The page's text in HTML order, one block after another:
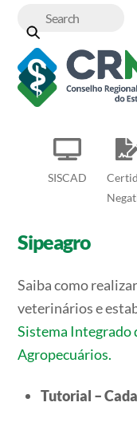
content
SISCAD
Sipeagro
Saiba como
veterinários e
Sistema Integrado
Agropecuários.
Tutorial –